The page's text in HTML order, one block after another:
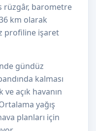
rüzgâr, barometre
km olarak
profiline işaret
gündüz
kalması
açık havanın
yağış
planları için